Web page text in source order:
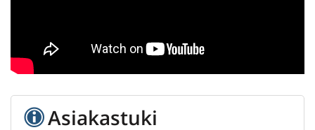
Asiakastuki